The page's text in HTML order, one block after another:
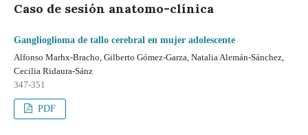
Caso de sesión anatomo-clínica
Ganglioglioma de tallo cerebral en mujer adolescente
Alfonso Marhx-Bracho, Gilberto Gómez-Garza, Natalia Alemán-Sánchez,
Cecilia Ridaura-Sánz
347-351
PDF